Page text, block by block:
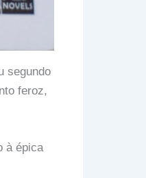
segundo
feroz,
à épica